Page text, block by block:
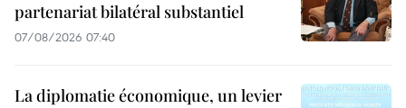
partenariat bilatéral substantiel
07/08/2026 07:40
La diplomatie économique, un levier